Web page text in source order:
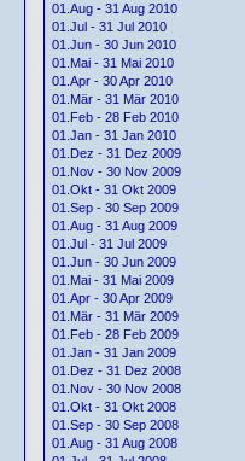
01.Aug - 31 Aug 2010
01.Jul - 31 Jul 2010
01.Jun - 30 Jun 2010
01.Mai - 31 Mai 2010
01.Apr - 30 Apr 2010
01.Mär - 31 Mär 2010
01.Feb - 28 Feb 2010
01.Jan - 31 Jan 2010
01.Dez - 31 Dez 2009
01.Nov - 30 Nov 2009
01.Okt - 31 Okt 2009
01.Sep - 30 Sep 2009
01.Aug - 31 Aug 2009
01.Jul - 31 Jul 2009
01.Jun - 30 Jun 2009
01.Mai - 31 Mai 2009
01.Apr - 30 Apr 2009
01.Mär - 31 Mär 2009
01.Feb - 28 Feb 2009
01.Jan - 31 Jan 2009
01.Dez - 31 Dez 2008
01.Nov - 30 Nov 2008
01.Okt - 31 Okt 2008
01.Sep - 30 Sep 2008
01.Aug - 31 Aug 2008